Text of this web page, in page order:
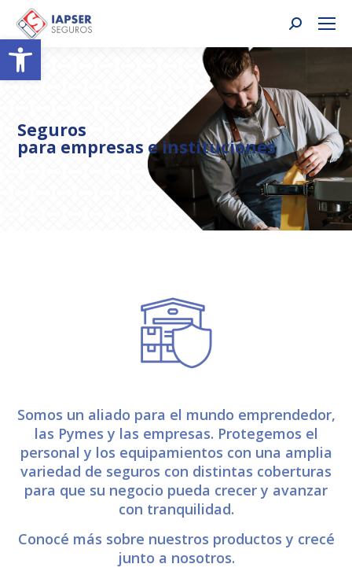
Abrir barra de herramientas
Buscar:
Seguros
para empresas e instituciones
Somos un aliado para el mundo emprendedor,
las Pymes y las empresas. Protegemos el
personal y los equipamientos con una amplia
variedad de seguros con distintas coberturas
para que su negocio pueda crecer y avanzar
con tranquilidad.
Conocé más sobre nuestros productos y crecé
junto a nosotros.